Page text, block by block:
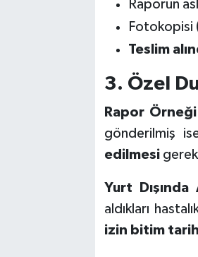
Raporun
Fotokopisi
Teslim
3. Özel
Rapor
gönderilmiş
edilmesi
Yurt Dışında
aldıkları
izin bitim